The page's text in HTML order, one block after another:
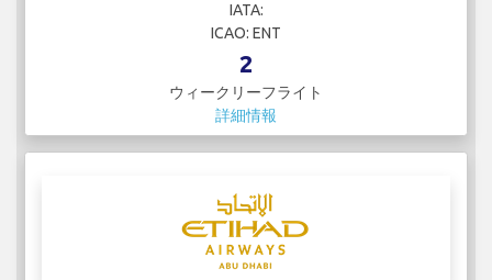
IATA:
ICAO: ENT
2
ウィークリーフライト
詳細情報